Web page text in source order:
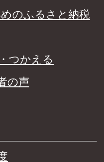
のふるさと納税
つかえる
の声